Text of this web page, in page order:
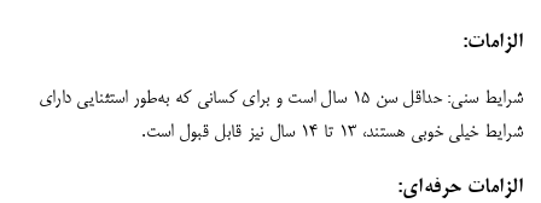
الزامات:
شرایط سنی: حداقل سن ۱۵ سال است و برای کسانی که به‌طور استثنایی دارای
شرایط خیلی خوبی هستند، ۱۳ تا ۱۴ سال نیز قابل قبول است.
الزامات حرفه‌ای: